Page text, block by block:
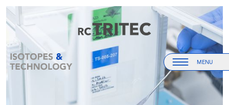
Accueil
Accueil
Menu
MENU